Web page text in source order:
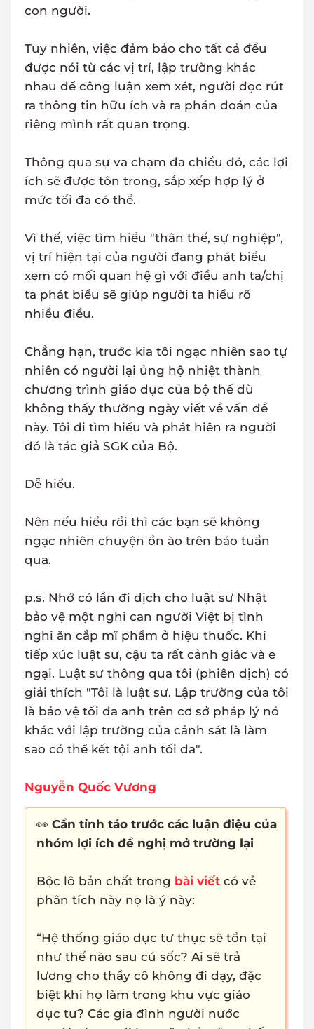
con người.
Tuy nhiên, việc đảm bảo cho tất cả đều
được nói từ các vị trí, lập trường khác
nhau để công luận xem xét, người đọc rút
ra thông tin hữu ích và ra phán đoán của
riêng mình rất quan trọng.
Thông qua sự va chạm đa chiều đó, các lợi
ích sẽ được tôn trọng, sắp xếp hợp lý ở
mức tối đa có thể.
Vì thế, việc tìm hiểu "thân thế, sự nghiệp",
vị trí hiện tại của người đang phát biểu
xem có mối quan hệ gì với điều anh ta/chị
ta phát biểu sẽ giúp người ta hiểu rõ
nhiều điều.
Chẳng hạn, trước kia tôi ngạc nhiên sao tự
nhiên có người lại ủng hộ nhiệt thành
chương trình giáo dục của bộ thế dù
không thấy thường ngày viết về vấn đề
này. Tôi đi tìm hiểu và phát hiện ra người
đó là tác giả SGK của Bộ.
Dễ hiểu.
Nên nếu hiểu rồi thì các bạn sẽ không
ngạc nhiên chuyện ồn ào trên báo tuần
qua.
p.s. Nhớ có lần đi dịch cho luật sư Nhật
bảo vệ một nghi can người Việt bị tình
nghi ăn cắp mĩ phẩm ở hiệu thuốc. Khi
tiếp xúc luật sư, cậu ta rất cảnh giác và e
ngại. Luật sư thông qua tôi (phiên dịch) có
giải thích "Tôi là luật sư. Lập trường của tôi
là bảo vệ tối đa anh trên cơ sở pháp lý nó
khác với lập trường của cảnh sát là làm
sao có thể kết tội anh tối đa".
Nguyễn Quốc Vương
👀 Cần tỉnh táo trước các luận điệu của
nhóm lợi ích đề nghị mở trường lại
Bộc lộ bản chất trong bài viết có vẻ
phân tích này nọ là ý này:
“Hệ thống giáo dục tư thục sẽ tồn tại
như thế nào sau cú sốc? Ai sẽ trả
lương cho thầy cô không đi dạy, đặc
biệt khi họ làm trong khu vực giáo
dục tư? Các gia đình người nước